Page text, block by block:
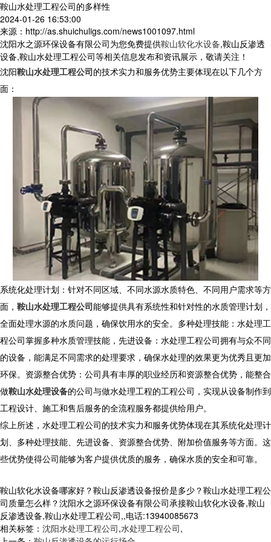
鞍山水处理工程公司的多样性
2024-01-26 16:53:00
来源：http://as.shuichuligs.com/news1001097.html
沈阳水之源环保设备有限公司为您免费提供鞍山软化水设备,鞍山反渗透
设备,鞍山水处理工程公司等相关信息发布和资讯展示，敬请关注！
沈阳鞍山水处理工程公司的技术实力和服务优势主要体现在以下几个方
面：
系统化处理计划：针对不同区域、不同水源水质特色、不同用户需求等方
面， 鞍山水处理工程公司能够提供具有系统性和针对性的水质管理计划，
全面处理水源的水质问题，确保饮用水的安全。多种处理技能：水处理工
程公司掌握多种水质管理技能，先进设备：水处理工程公司拥有与众不同
的设备，能满足不同需求的处理要求，确保水处理的效果更为优秀且更加
环保。资源整合优势：公司具有丰厚的职业经历和资源整合优势，能整合
做鞍山水处理设备的公司与做水处理工程的工程公司，实现从设备制作到
工程设计、施工和售后服务的全流程服务都提供给用户。
综上所述，水处理工程公司的技术实力和服务优势体现在其系统化处理计
划、多种处理技能、先进设备、资源整合优势、附加价值服务等方面。这
些优势使得公司能够为客户提供优质的服务，确保水质的安全和可靠。
鞍山软化水设备哪家好？鞍山反渗透设备报价是多少？鞍山水处理工程公
司质量怎么样？沈阳水之源环保设备有限公司承接鞍山软化水设备,鞍山
反渗透设备,鞍山水处理工程公司,,电话:13940085673
相关标签： 沈阳水处理工程公司,水处理工程公司,